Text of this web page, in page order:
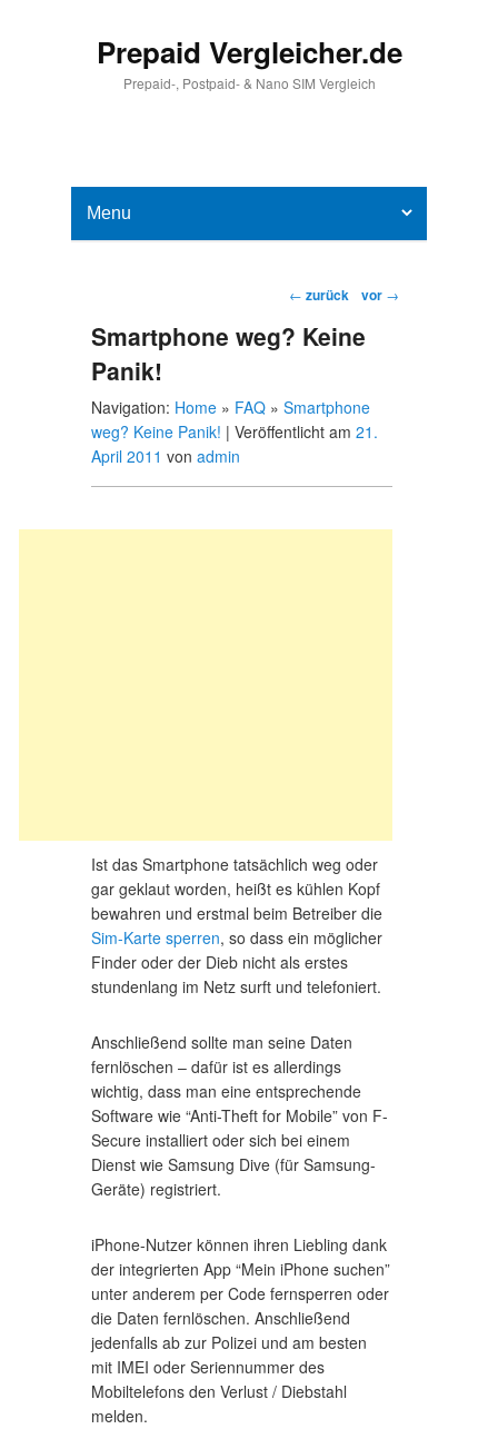
Prepaid Vergleicher.de
Prepaid-, Postpaid- & Nano SIM Vergleich
Beitragsnavigation
← zurück vor →
Smartphone weg? Keine
Panik!
Navigation: Home » FAQ »Smartphone
weg? Keine Panik! |Veröffentlicht am21.
April 2011 vonadmin
Ist das Smartphone tatsächlich weg oder
gar geklaut worden, heißt es kühlen Kopf
bewahren und erstmal beim Betreiber die
Sim-Karte sperren, so dass ein möglicher
Finder oder der Dieb nicht als erstes
stundenlang im Netz surft und telefoniert.
Anschließend sollte man seine Daten
fernlöschen – dafür ist es allerdings
wichtig, dass man eine entsprechende
Software wie “Anti-Theft for Mobile” von F-
Secure installiert oder sich bei einem
Dienst wie Samsung Dive (für Samsung-
Geräte) registriert.
iPhone-Nutzer können ihren Liebling dank
der integrierten App “Mein iPhone suchen”
unter anderem per Code fernsperren oder
die Daten fernlöschen. Anschließend
jedenfalls ab zur Polizei und am besten
mit IMEI oder Seriennummer des
Mobiltelefons den Verlust / Diebstahl
melden.